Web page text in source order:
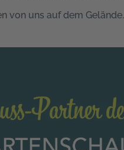
von uns auf dem Gelände.